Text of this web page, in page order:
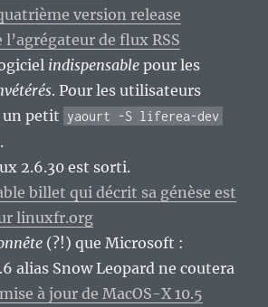
version release
l’agrégateur de flux RSS
indispensable pour les
. Pour les utilisateurs
un petit yaourt -S liferea-dev
2.6.30 est sorti.
billet qui décrit sa génèse est
linuxfr.org
(?!) que Microsoft :
alias Snow Leopard ne coutera
à jour de MacOS-X 10.5